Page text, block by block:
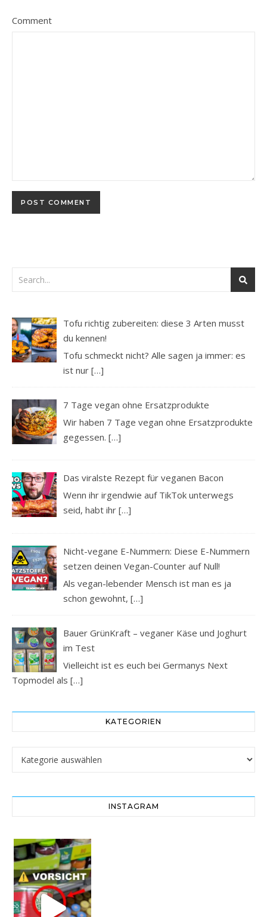
Comment
Tofu richtig zubereiten: diese 3 Arten musst
du kennen!
Tofu schmeckt nicht? Alle sagen ja immer: es
ist nur[…]
7 Tage vegan ohne Ersatzprodukte
Wir haben 7 Tage vegan ohne Ersatzprodukte
gegessen.[…]
Das viralste Rezept für veganen Bacon
Wenn ihr irgendwie auf TikTok unterwegs
seid, habt ihr[…]
Nicht-vegane E-Nummern: Diese E-Nummern
setzen deinen Vegan-Counter auf Null!
Als vegan-lebender Mensch ist man es ja
schon gewohnt,[…]
Bauer GrünKraft – veganer Käse und Joghurt
im Test
Vielleicht ist es euch bei Germanys Next
Topmodel als […]
KATEGORIEN
INSTAGRAM
Vorsicht! Eine Dell